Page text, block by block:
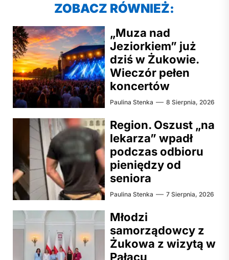
ZOBACZ RÓWNIEŻ:
„Muza nad
Jeziorkiem” już
dziś w Żukowie.
Wieczór pełen
koncertów
Paulina Stenka 8 Sierpnia, 2026
Region. Oszust „na
lekarza” wpadł
podczas odbioru
pieniędzy od
seniora
Paulina Stenka 7 Sierpnia, 2026
Młodzi
samorządowcy z
Żukowa z wizytą w
Pałacu